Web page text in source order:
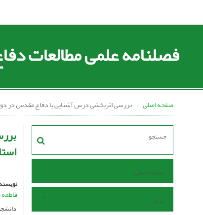
فصلنامه علمی مطالعات
صفحه اصلی بررسی اثربخشی درس آشنایی با دفاع مقدس در
صفحه اصلی
مرور